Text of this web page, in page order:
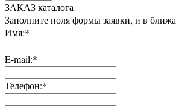
ЗАКАЗ каталога
Заполните поля формы заявки, и в
Имя:*
E-mail:*
Телефон:*